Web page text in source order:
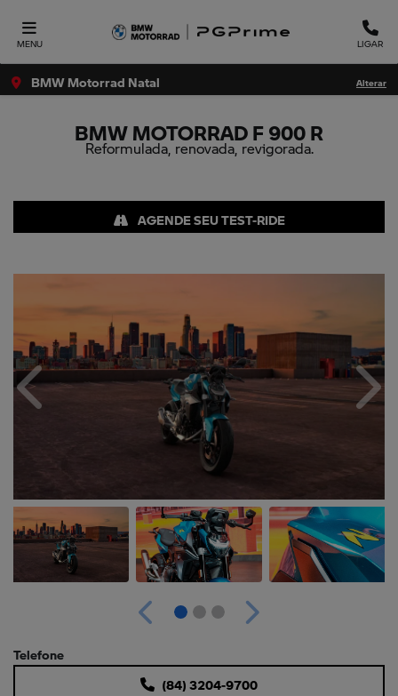
MENU LIGAR
BMW Motorrad Natal Alterar
BMW MOTORRADF 900 R
Reformulada, renovada, revigorada.
AGENDE SEU TEST-RIDE
Anterior
Anterior Próximo
Telefone
(84) 3204-9700